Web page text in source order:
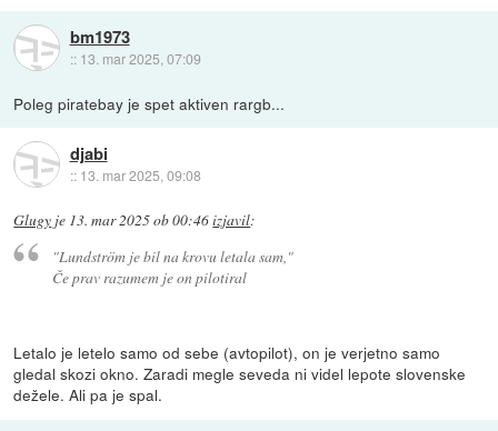
bm1973
:: 13. mar 2025, 07:09
Poleg piratebay je spet aktiven rargb...
djabi
:: 13. mar 2025, 09:08
Glugy je 13. mar 2025 ob 00:46izjavil:
"Lundström je bil na krovu letala sam,"
Če prav razumem je on pilotiral
Letalo je letelo samo od sebe (avtopilot), on je verjetno samo
gledal skozi okno. Zaradi megle seveda ni videl lepote slovenske
dežele. Ali pa je spal.